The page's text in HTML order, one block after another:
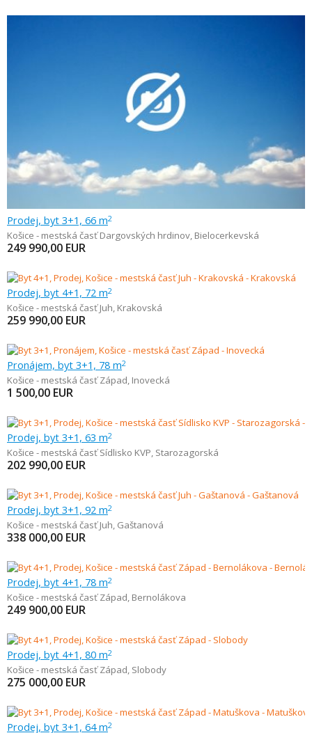
Prodej, byt 3+1, 66 m2
Košice - mestská časť Dargovských hrdinov, Bielocerkevská
249 990,00 EUR
Prodej, byt 4+1, 72 m2
Košice - mestská časť Juh, Krakovská
259 990,00 EUR
Pronájem, byt 3+1, 78 m2
Košice - mestská časť Západ, Inovecká
1 500,00 EUR
Prodej, byt 3+1, 63 m2
Košice - mestská časť Sídlisko KVP, Starozagorská
202 990,00 EUR
Prodej, byt 3+1, 92 m2
Košice - mestská časť Juh, Gaštanová
338 000,00 EUR
Prodej, byt 4+1, 78 m2
Košice - mestská časť Západ, Bernolákova
249 900,00 EUR
Prodej, byt 4+1, 80 m2
Košice - mestská časť Západ, Slobody
275 000,00 EUR
Prodej, byt 3+1, 64 m2